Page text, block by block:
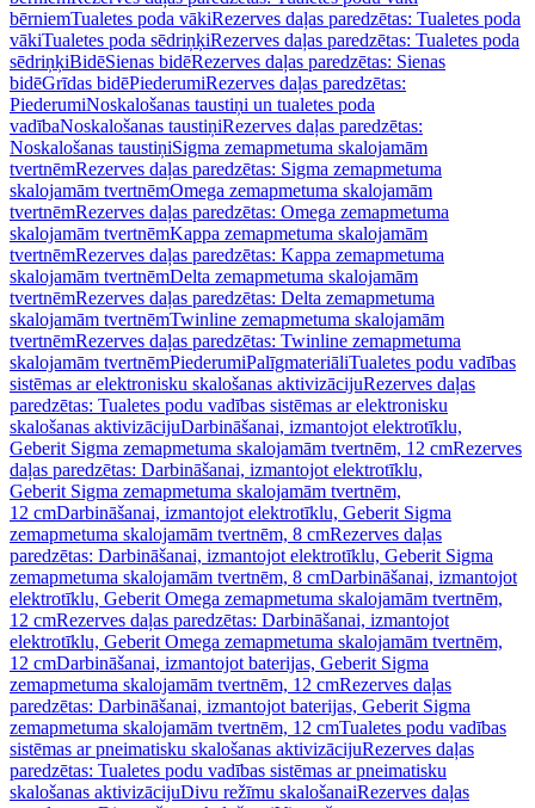
bērniemTualetes poda vākiRezerves daļas paredzētas: Tualetes poda
vākiTualetes poda sēdriņķiRezerves daļas paredzētas: Tualetes poda
sēdriņķiBidēSienas bidēRezerves daļas paredzētas: Sienas
bidēGrīdas bidēPiederumiRezerves daļas paredzētas:
PiederumiNoskalošanas taustiņi un tualetes poda
vadībaNoskalošanas taustiņiRezerves daļas paredzētas:
Noskalošanas taustiņiSigma zemapmetuma skalojamām
tvertnēmRezerves daļas paredzētas: Sigma zemapmetuma
skalojamām tvertnēmOmega zemapmetuma skalojamām
tvertnēmRezerves daļas paredzētas: Omega zemapmetuma
skalojamām tvertnēmKappa zemapmetuma skalojamām
tvertnēmRezerves daļas paredzētas: Kappa zemapmetuma
skalojamām tvertnēmDelta zemapmetuma skalojamām
tvertnēmRezerves daļas paredzētas: Delta zemapmetuma
skalojamām tvertnēmTwinline zemapmetuma skalojamām
tvertnēmRezerves daļas paredzētas: Twinline zemapmetuma
skalojamām tvertnēmPiederumiPalīgmateriāliTualetes podu vadības
sistēmas ar elektronisku skalošanas aktivizācijuRezerves daļas
paredzētas: Tualetes podu vadības sistēmas ar elektronisku
skalošanas aktivizācijuDarbināšanai, izmantojot elektrotīklu,
Geberit Sigma zemapmetuma skalojamām tvertnēm, 12 cmRezerves
daļas paredzētas: Darbināšanai, izmantojot elektrotīklu,
Geberit Sigma zemapmetuma skalojamām tvertnēm,
12 cmDarbināšanai, izmantojot elektrotīklu, Geberit Sigma
zemapmetuma skalojamām tvertnēm, 8 cmRezerves daļas
paredzētas: Darbināšanai, izmantojot elektrotīklu, Geberit Sigma
zemapmetuma skalojamām tvertnēm, 8 cmDarbināšanai, izmantojot
elektrotīklu, Geberit Omega zemapmetuma skalojamām tvertnēm,
12 cmRezerves daļas paredzētas: Darbināšanai, izmantojot
elektrotīklu, Geberit Omega zemapmetuma skalojamām tvertnēm,
12 cmDarbināšanai, izmantojot baterijas, Geberit Sigma
zemapmetuma skalojamām tvertnēm, 12 cmRezerves daļas
paredzētas: Darbināšanai, izmantojot baterijas, Geberit Sigma
zemapmetuma skalojamām tvertnēm, 12 cmTualetes podu vadības
sistēmas ar pneimatisku skalošanas aktivizācijuRezerves daļas
paredzētas: Tualetes podu vadības sistēmas ar pneimatisku
skalošanas aktivizācijuDivu režīmu skalošanaiRezerves daļas